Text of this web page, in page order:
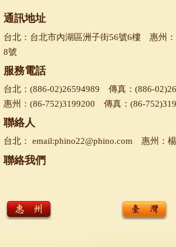
通訊地址
台北：台北市內湖區洲子街56號6樓 惠州
8號
服務電話
台北：(886-02)26594989 傳真：(886-
惠州：(86-752)3199200 傳真：(86-
聯絡人
台北： email:phino22@phino.com 惠州：
聯絡我們